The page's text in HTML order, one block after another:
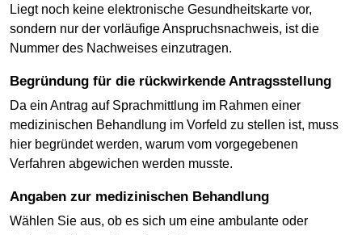
Liegt noch keine elektronische Gesundheitskarte vor,
sondern nur der vorläufige Anspruchsnachweis, ist die
Nummer des Nachweises einzutragen.
Begründung für die rückwirkende Antragsstellung
Da ein Antrag auf Sprachmittlung im Rahmen einer
medizinischen Behandlung im Vorfeld zu stellen ist, muss
hier begründet werden, warum vom vorgegebenen
Verfahren abgewichen werden musste.
Angaben zur medizinischen Behandlung
Wählen Sie aus, ob es sich um eine ambulante oder